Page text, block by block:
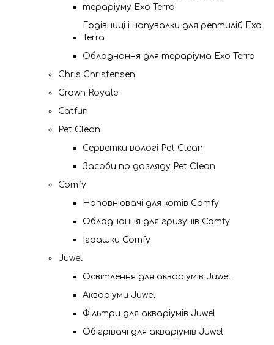
тераріуму Exo Terra
Годівниці і напувалки для рептилій Exo
Terra
Обладнання для тераріума Exo Terra
Chris Christensen
Crown Royale
Catfun
Pet Clean
Серветки вологі Pet Clean
Засоби по догляду Pet Clean
Comfy
Наповнювачі для котів Comfy
Обладнання для гризунів Comfy
Іграшки Comfy
Juwel
Освітлення для акваріумів Juwel
Акваріуми Juwel
Фільтри для акваріумів Juwel
Обігрівачі для акваріумів Juwel